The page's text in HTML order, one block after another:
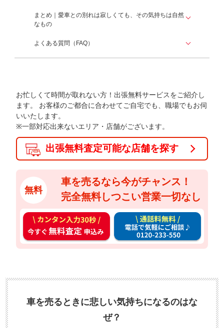
まとめ｜愛車との別れは寂しくても、その気持ちは自然
なもの
よくある質問（FAQ）
お忙しくて時間が取れない方！出張無料サービスをご紹介し
ます。
お客様のご都合に合わせてご自宅でも、職場でもお伺
いいたします。
※一部対応出来ないエリア・店舗がございます。
出張無料査定可能な店舗を探す
無料
車を売るなら今がチャンス！
完全無料しつこい営業一切なし
カ
ン
タ
力
通
料
お
電
話
で
車を売るときに悲しい気持ちになるのはな
ぜ？